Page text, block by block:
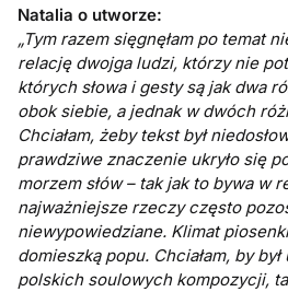
Natalia o utworze:
„Tym razem sięgnęłam po temat
relację dwojga ludzi, którzy nie
których słowa i gesty są jak dwa
obok siebie, a jednak w dwóch
Chciałam, żeby tekst był
prawdziwe znaczenie ukryło się
morzem słów – tak jak to bywa w
najważniejsze rzeczy często
niewypowiedziane. Klimat
domieszką popu. Chciałam, by
polskich soulowych kompozycji,